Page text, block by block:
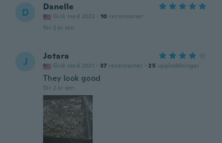
D Danelle
Gick med 2022 · 10 recensioner
för 2 år sen
J Jotara
Gick med 2021 · 37 recensioner · 25 uppladdningar
They look good
för 2 år sen